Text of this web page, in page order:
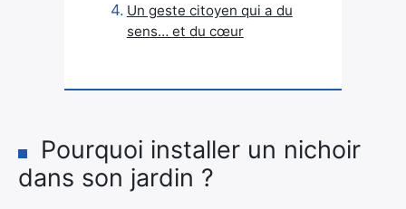
Un geste citoyen qui a du
sens… et du cœur
Pourquoi installer un nichoir
dans son jardin ?